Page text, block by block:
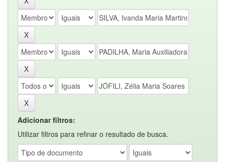
Adicionar filtros:
Utilizar filtros para refinar o resultado de busca.